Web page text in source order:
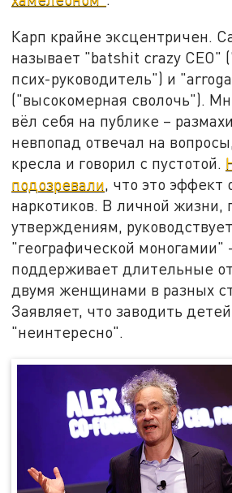
Карп крайне эксцентричен.
называет "batshit crazy CEO"
псих-руководитель") и
("высокомерная сволочь").
вёл себя на публике –
невпопад отвечал на
кресла и говорил с пустотой.
подозревали, что это эффект
наркотиков. В личной жизни,
утверждениям,
"географической моногамии"
поддерживает длительные
двумя женщинами в разных
Заявляет, что заводить
"неинтересно".